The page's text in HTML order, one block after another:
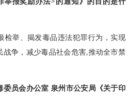
举、揭发毒品违法犯罪行为，实现
战争，减少毒品社会危害,推动全市禁
员会办公室 泉州市公安局《关于印